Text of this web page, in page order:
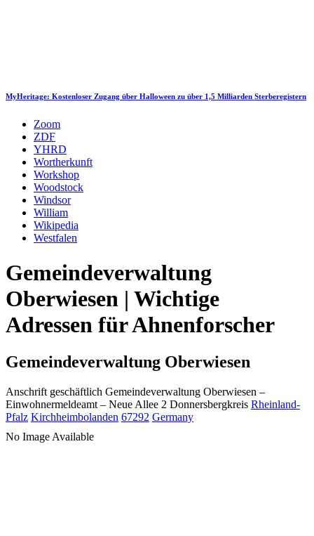
MyHeritage: Kostenloser Zugang über Halloween zu über 1,5 Milliarden Sterberegistern
Zoom
ZDF
YHRD
Wortherkunft
Workshop
Woodstock
Windsor
William
Wikipedia
Westfalen
Gemeindeverwaltung
Oberwiesen | Wichtige
Adressen für Ahnenforscher
Gemeindeverwaltung Oberwiesen
Anschrift geschäftlich Gemeindeverwaltung Oberwiesen –
Einwohnermeldeamt – Neue Allee 2 Donnersbergkreis Rheinland-
Pfalz Kirchheimbolanden 67292 Germany
No Image Available